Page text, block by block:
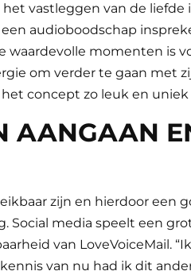
het vastleggen van de
audioboodschap
waardevolle momenten is
om verder te gaan met
concept zo leuk en uniek
AANGAAN
zijn en hierdoor een
Social media speelt een
van LoveVoiceMail.
van nu had ik dit